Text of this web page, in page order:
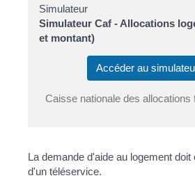
Simulateur
Simulateur Caf - Allocations
et montant)
Accéder au
Caisse nationale des allocations
La demande d'aide au logement doit
d'un téléservice.